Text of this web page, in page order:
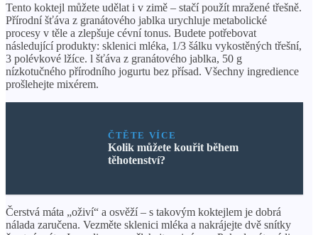
Tento koktejl můžete udělat i v zimě – stačí použít mražené třešně.
Přírodní šťáva z granátového jablka urychluje metabolické
procesy v těle a zlepšuje cévní tonus. Budete potřebovat
následující produkty: sklenici mléka, 1/3 šálku vykostěných třešní,
3 polévkové lžíce. l šťáva z granátového jablka, 50 g
nízkotučného přírodního jogurtu bez přísad. Všechny ingredience
prošlehejte mixérem.
ČTĚTE VÍCE
Kolik můžete kouřit během
těhotenství?
Čerstvá máta „oživí“ a osvěží – s takovým koktejlem je dobrá
nálada zaručena. Vezměte sklenici mléka a nakrájejte dvě snítky